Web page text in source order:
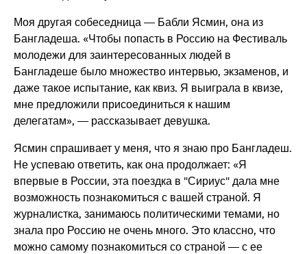
Моя другая собеседница — Бабли Ясмин, она из
Бангладеша. «Чтобы попасть в Россию на Фестиваль
молодежи для заинтересованных людей в
Бангладеше было множество интервью, экзаменов, и
даже такое испытание, как квиз. Я выиграла в квизе,
мне предложили присоединиться к нашим
делегатам», — рассказывает девушка.
Ясмин спрашивает у меня, что я знаю про Бангладеш.
Не успеваю ответить, как она продолжает: «Я
впервые в России, эта поездка в "Сириус" дала мне
возможность познакомиться с вашей страной. Я
журналистка, занимаюсь политическими темами, но
знала про Россию не очень много. Это классно, что
можно самому познакомиться со страной — с ее